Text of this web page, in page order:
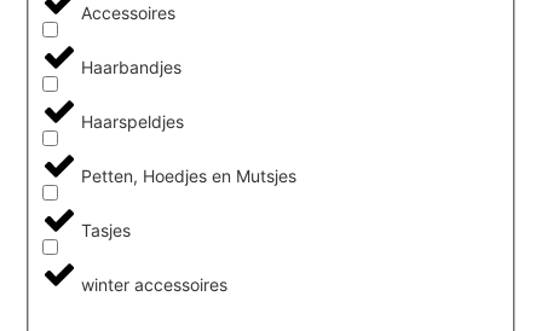
Accessoires
Haarbandjes
Haarspeldjes
Petten, Hoedjes en Mutsjes
Tasjes
winter accessoires